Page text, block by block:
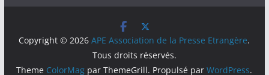
Copyright © 2026APE Association de la Presse Etrangère.
Tous droits réservés.
Theme ColorMag par ThemeGrill. Propulsé parWordPress.